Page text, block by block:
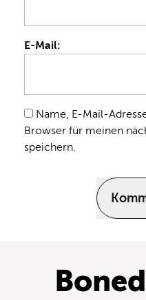
E-Mail:
Name, E-Mail-
Browser für meinen
speichern.